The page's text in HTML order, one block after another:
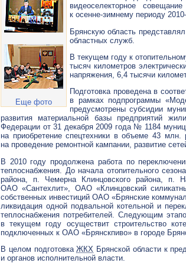
Еще фото
видеоселекторное
к осенне-зимнему периоду
Брянскую область
областных служб.
В текущем году к
тысяч километров
напряжения, 6,4 тысячи
Подготовка проведена в
в рамках подпрограммы
предусмотрены субсидии
развития материальной базы предприятий
Федерации от 31 декабря 2009 года № 1184
на приобретение спецтехники в объеме 43
на проведение ремонтной кампании, развитие
В 2010 году продолжена работа по
теплоснабжения. До начала отопительного
района, п. Чемерна Клинцовского района, п.
ОАО «Сантехлит»
ОАО «Клинцовский
собственных инвестиций ОАО «Брянские
ликвидация одной подвальной котельной и
теплоснабжения потребителей. Следующим
в текущем году осуществит строительство
подключенных к ОАО «Брянскпиво» в городе
В целом подготовкаЖКХ Брянской области к
и органов исполнительной власти.